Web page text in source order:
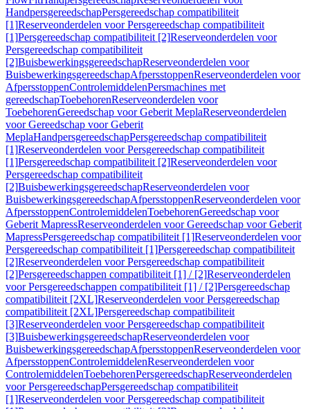
HandpersgereedschapPersgereedschap compatibiliteit
[1]Reserveonderdelen voor Persgereedschap compatibiliteit
[1]Persgereedschap compatibiliteit [2]Reserveonderdelen voor
Persgereedschap compatibiliteit
[2]BuisbewerkingsgereedschapReserveonderdelen voor
BuisbewerkingsgereedschapAfpersstoppenReserveonderdelen voor
AfpersstoppenControlemiddelenPersmachines met
gereedschapToebehorenReserveonderdelen voor
ToebehorenGereedschap voor Geberit MeplaReserveonderdelen
voor Gereedschap voor Geberit
MeplaHandpersgereedschapPersgereedschap compatibiliteit
[1]Reserveonderdelen voor Persgereedschap compatibiliteit
[1]Persgereedschap compatibiliteit [2]Reserveonderdelen voor
Persgereedschap compatibiliteit
[2]BuisbewerkingsgereedschapReserveonderdelen voor
BuisbewerkingsgereedschapAfpersstoppenReserveonderdelen voor
AfpersstoppenControlemiddelenToebehorenGereedschap voor
Geberit MapressReserveonderdelen voor Gereedschap voor Geberit
MapressPersgereedschap compatibiliteit [1]Reserveonderdelen voor
Persgereedschap compatibiliteit [1]Persgereedschap compatibiliteit
[2]Reserveonderdelen voor Persgereedschap compatibiliteit
[2]Persgereedschappen compatibiliteit [1] / [2]Reserveonderdelen
voor Persgereedschappen compatibiliteit [1] / [2]Persgereedschap
compatibiliteit [2XL]Reserveonderdelen voor Persgereedschap
compatibiliteit [2XL]Persgereedschap compatibiliteit
[3]Reserveonderdelen voor Persgereedschap compatibiliteit
[3]BuisbewerkingsgereedschapReserveonderdelen voor
BuisbewerkingsgereedschapAfpersstoppenReserveonderdelen voor
AfpersstoppenControlemiddelenReserveonderdelen voor
ControlemiddelenToebehorenPersgereedschapReserveonderdelen
voor PersgereedschapPersgereedschap compatibiliteit
[1]Reserveonderdelen voor Persgereedschap compatibiliteit